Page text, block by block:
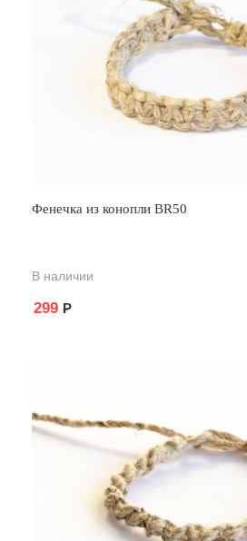
Фенечка из конопли BR50
В наличии
299 Р